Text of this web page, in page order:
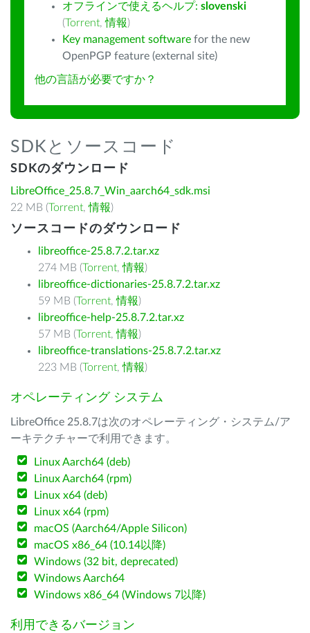
オフラインで使えるヘルプ: slovenski
(Torrent,情報)
Key management software for the new
OpenPGP feature (external site)
他の言語が必要ですか？
SDKとソースコード
SDKのダウンロード
LibreOffice_25.8.7_Win_aarch64_sdk.msi
22 MB (Torrent,情報)
ソースコードのダウンロード
libreoffice-25.8.7.2.tar.xz
274 MB (Torrent,情報)
libreoffice-dictionaries-25.8.7.2.tar.xz
59 MB (Torrent,情報)
libreoffice-help-25.8.7.2.tar.xz
57 MB (Torrent,情報)
libreoffice-translations-25.8.7.2.tar.xz
223 MB (Torrent,情報)
オペレーティング システム
LibreOffice 25.8.7は次のオペレーティング・システム/ア
ーキテクチャーで利用できます。
Linux Aarch64 (deb)
Linux Aarch64 (rpm)
Linux x64 (deb)
Linux x64 (rpm)
macOS (Aarch64/Apple Silicon)
macOS x86_64 (10.14以降)
Windows (32 bit, deprecated)
Windows Aarch64
Windows x86_64 (Windows 7以降)
利用できるバージョン